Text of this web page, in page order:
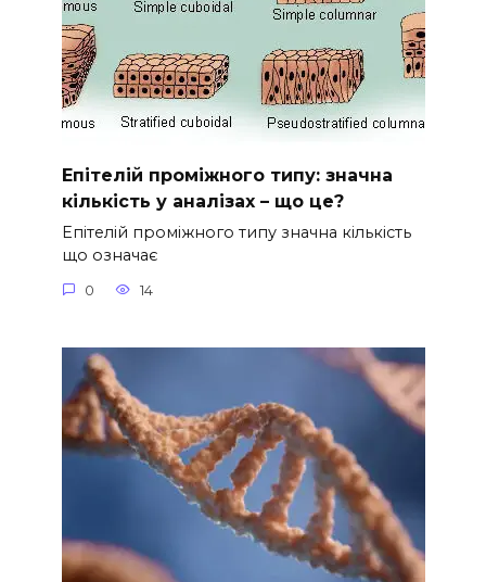
Епітелій проміжного типу: значна
кількість у аналізах – що це?
Епітелій проміжного типу значна кількість
що означає
0 14